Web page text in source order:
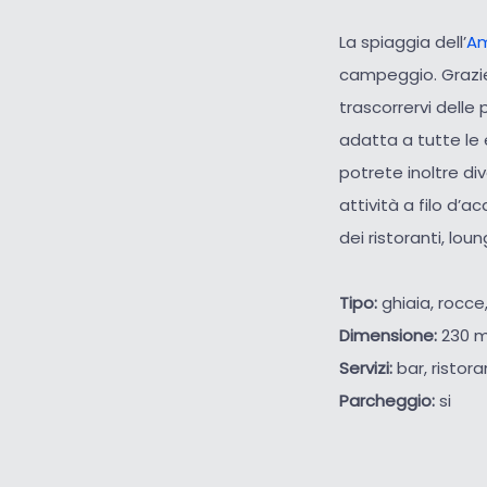
La spiaggia dell’
campeggio.
trascorrervi delle
adatta a tutte le
potrete inoltre
attività a filo
dei ristoranti,
Tipo:ghiaia,
Dimensione:230
Servizi:bar,
Parcheggio:si